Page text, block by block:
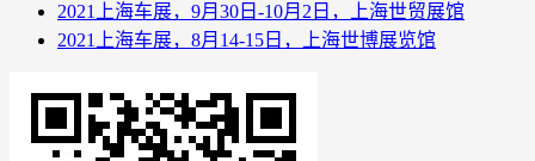
2021上海车展，9月30日-10月2日，上海世贸展馆
2021上海车展，8月14-15日，上海世博展览馆